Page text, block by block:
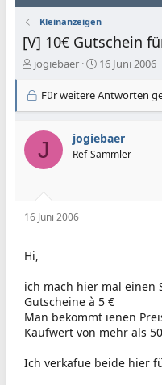
Kleinanzeigen
[V] 10€ Gutschein
E
s
l
e
jogiebaer
E
s
l
l
16 Juni 2006
Für weitere Antworten
J jogiebaer
Ref-Sammler
16 Juni 2006
Hi,
ich mach hier mal einen
Gutscheine à 5 €
Man bekommt ienen
Kaufwert von mehr als
Ich verkafue beide hier